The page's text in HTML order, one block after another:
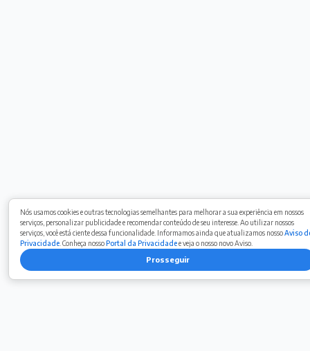
Nós usamos cookies e outras tecnologias semelhantes para melhorar a sua experiência em nossos
serviços, personalizar publicidade e recomendar conteúdo de seu interesse. Ao utilizar nossos
serviços, você está ciente dessa funcionalidade. Informamos ainda que atualizamos nossoAviso
Privacidade . Conheça nossoPortal da Privacidadee veja o nosso novo Aviso.
Prosseguir